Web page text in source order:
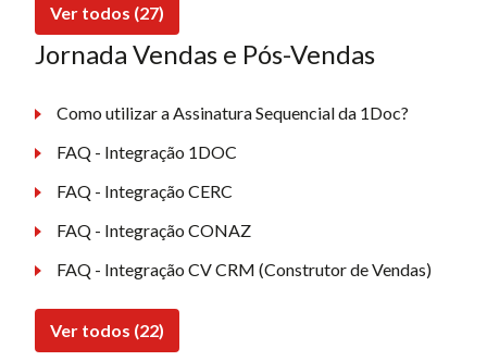
Ver todos (27)
Jornada Vendas e Pós-Vendas
Como utilizar a Assinatura Sequencial da 1Doc?
FAQ - Integração 1DOC
FAQ - Integração CERC
FAQ - Integração CONAZ
FAQ - Integração CV CRM (Construtor de Vendas)
Ver todos (22)